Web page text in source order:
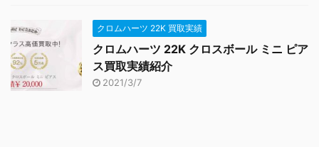
クロムハーツ 22K 買取実績
クロムハーツ 22K クロスボール ミニ ピア
ス買取実績紹介
2021/3/7